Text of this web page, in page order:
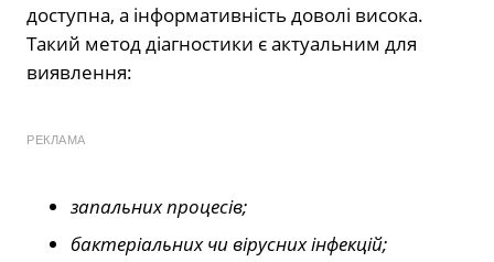
доступна, а інформативність доволі висока.
Такий метод діагностики є актуальним для
виявлення:
РЕКЛАМА
запальних процесів;
бактеріальних чи вірусних інфекцій;